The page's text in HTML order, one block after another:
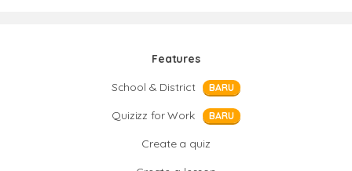
Features
School & District
BARU
Quizizz for Work BARU
Create a quiz